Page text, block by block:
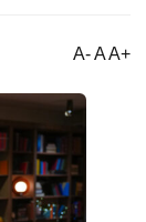
A- A A+